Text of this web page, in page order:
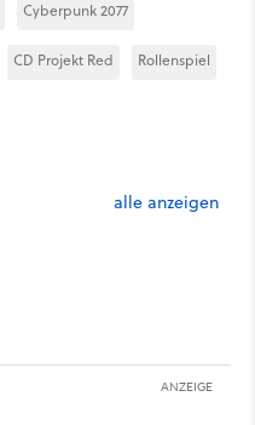
Cyberpunk 2077
CD Projekt Red Rollenspiel
alle anzeigen
ANZEIGE